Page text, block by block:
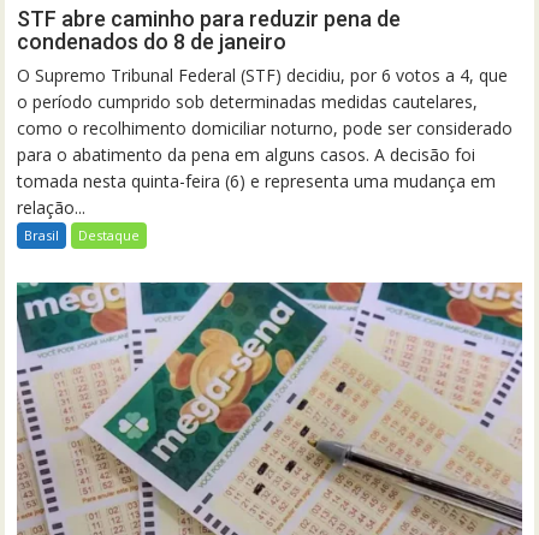
STF abre caminho para reduzir pena de
condenados do 8 de janeiro
O Supremo Tribunal Federal (STF) decidiu, por 6 votos a 4, que
o período cumprido sob determinadas medidas cautelares,
como o recolhimento domiciliar noturno, pode ser considerado
para o abatimento da pena em alguns casos. A decisão foi
tomada nesta quinta-feira (6) e representa uma mudança em
relação...
Brasil Destaque